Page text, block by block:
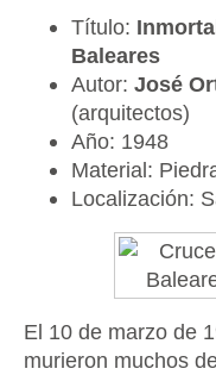
Título:
Baleares
Autor: José
(arquitectos)
Año: 1948
Material:
Localización:
El 10 de marzo de
murieron muchos